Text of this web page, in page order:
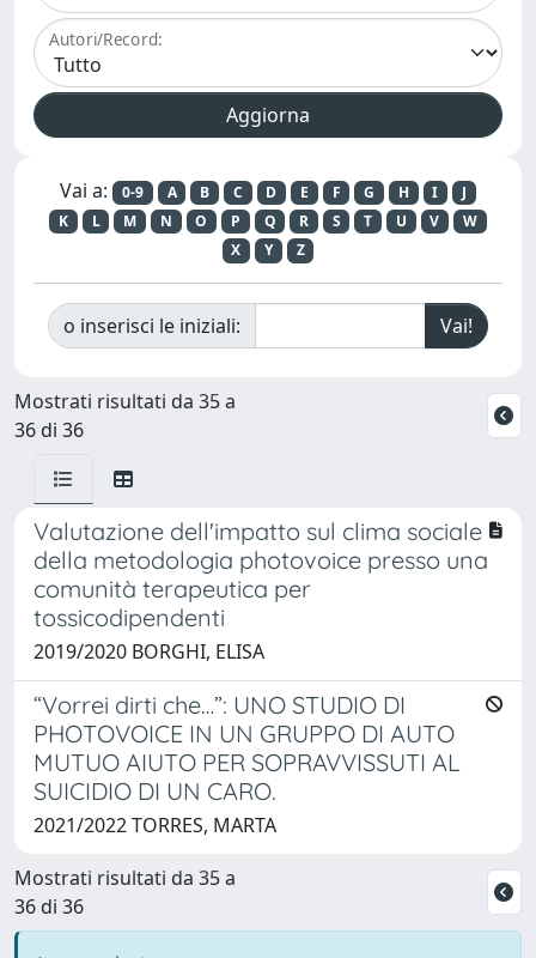
Autori/Record:
Vai a: 0-9 A B C D E F G H I
J
K
L M N O P Q R S T U V
W
X
Y Z
o inserisci le iniziali:
Mostrati risultati da 35 a
36 di 36
Valutazione dell'impatto sul clima sociale
della metodologia photovoice presso una
comunità terapeutica per
tossicodipendenti
2019/2020 BORGHI, ELISA
“Vorrei dirti che…”: UNO STUDIO DI
PHOTOVOICE IN UN GRUPPO DI AUTO
MUTUO AIUTO PER SOPRAVVISSUTI AL
SUICIDIO DI UN CARO.
2021/2022 TORRES, MARTA
Mostrati risultati da 35 a
36 di 36